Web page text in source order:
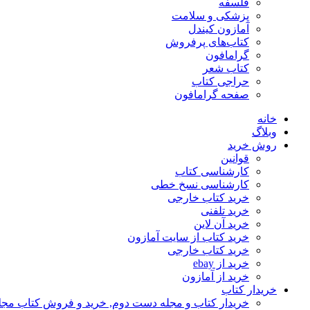
فلسفه
پزشکی و سلامت
آمازون کیندل
کتاب‌های پرفروش
گرامافون
کتاب شعر
حراجی کتاب
صفحه گرامافون
خانه
وبلاگ
روش خرید
قوانین
کارشناسی کتاب
کارشناسی نسخ خطی
خرید کتاب خارجی
خرید تلفنی
خرید آن لاین
خرید کتاب از سایت آمازون
خرید کتاب خارجی
خرید از ebay
خرید از آمازون
خریدار کتاب
خریدار کتاب و مجله دست دوم, خرید و فروش کتاب